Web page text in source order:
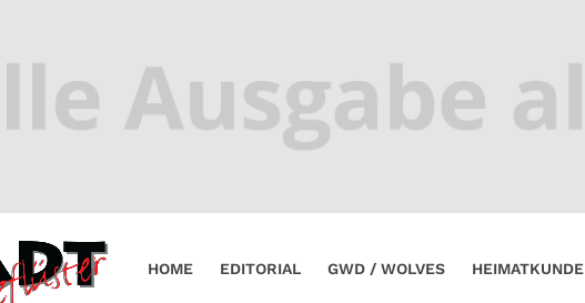
HOME EDITORIAL GWD / WOLVES HEIMATKUNDE